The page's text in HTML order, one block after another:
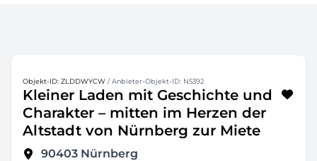
Objekt-ID: ZLDDWYCW / Anbieter-Objekt-ID: N5392
Kleiner Laden mit Geschichte und
Charakter – mitten im Herzen der
Altstadt von Nürnberg zur Miete
90403 Nürnberg